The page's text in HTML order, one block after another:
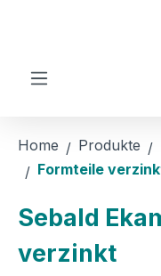
Home Produkte
Formteile
Sebald
verzinkt